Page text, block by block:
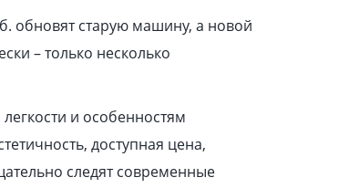
обновят старую машину, а новой
– только несколько
и особенностям
доступная цена,
следят современные